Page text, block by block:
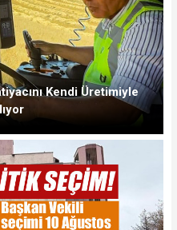
Kendi Üretimiyle